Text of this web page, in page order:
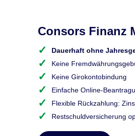
Consors Finanz
Dauerhaft ohne
Keine
Keine Girokontobindung
Einfache Online-
Flexible Rückzahlung:
Restschuldversicherung